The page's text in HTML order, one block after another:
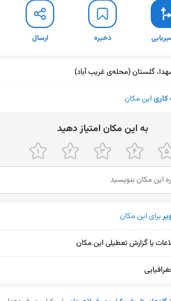
ذخیره ارسال
گلستان (محله‌ی غریب آباد)
این مکان
ﺑﻪ اﯾﻦ ﻣﮑﺎن اﻣﺘﯿﺎز دﻫﯿﺪ
برای این مکان
یا گزارش تعطیلی این مکان